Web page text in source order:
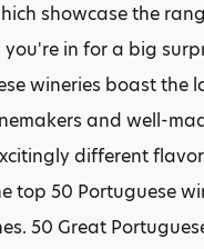
showcase the
in for a big
wineries boast
and well-
different
top 50 Portuguese
50 Great